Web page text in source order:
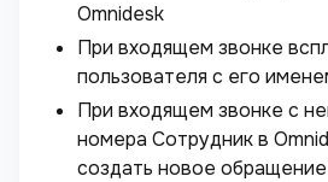
Omnidesk
При входящем звонке
пользователя с его
При входящем звонке с
номера Сотрудник в
создать новое обращение